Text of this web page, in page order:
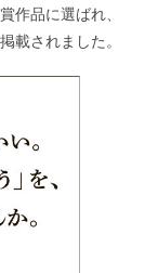
作品に選ばれ、
載されました。